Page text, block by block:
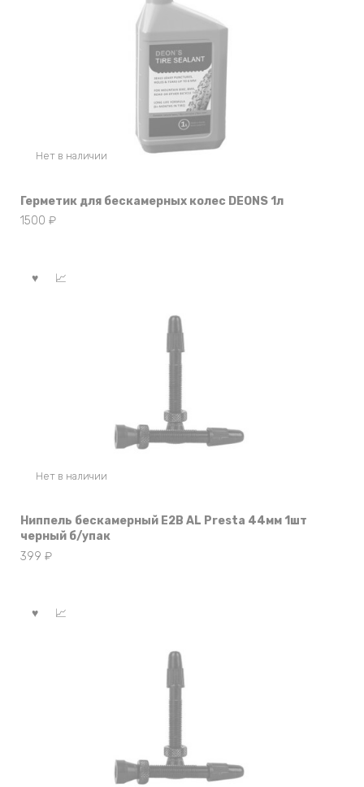
Нет в наличии
Герметик для бескамерных колес DEONS 1л
1500 ₽
Нет в наличии
Ниппель бескамерный E2B AL Presta 44мм 1шт
черный б/упак
399 ₽